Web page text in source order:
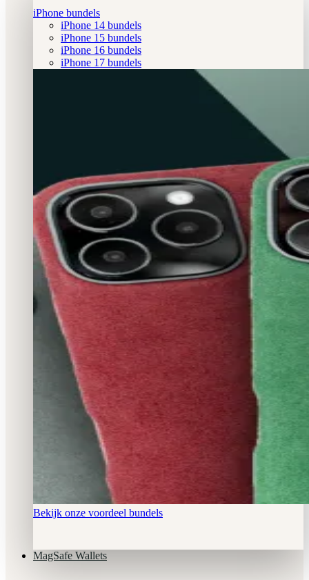
iPhone bundels
iPhone 14 bundels
iPhone 15 bundels
iPhone 16 bundels
iPhone 17 bundels
Bekijk onze voordeel bundels
MagSafe Wallets